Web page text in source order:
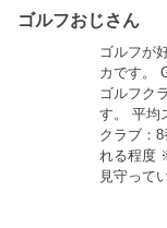
ゴルフおじさん
ゴルフが
カです。
ゴルフク
す。 平均
クラブ：
れる程度
見守って